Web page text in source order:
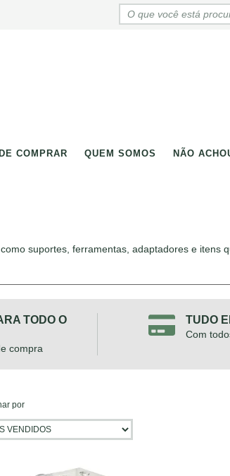
COMPRAR QUEM SOMOS NÃO
suportes, ferramentas, adaptadores e itens
TODO O
compra
TUDO
Com
por